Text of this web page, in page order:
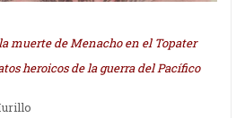
muerte de Menacho en el Topater
heroicos de la guerra del Pacífico